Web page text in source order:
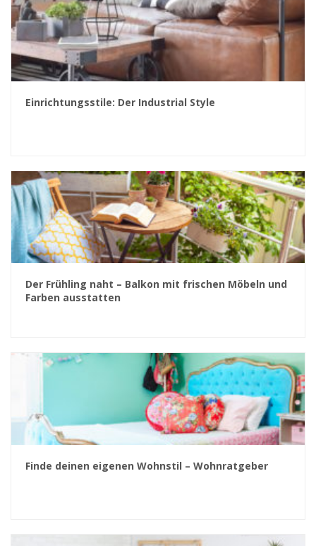
Einrichtungsstile: Der Industrial Style
Der Frühling naht – Balkon mit frischen Möbeln und
Farben ausstatten
Finde deinen eigenen Wohnstil – Wohnratgeber